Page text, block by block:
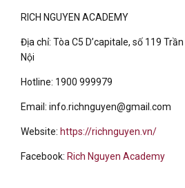
RICH NGUYEN ACADEMY
Địa chỉ: Tòa C5 D’capitale, số 119
Nội
Hotline: 1900 999979
Email: info.richnguyen@gmail.com
Website: https://richnguyen.vn/
Facebook: Rich Nguyen Academy